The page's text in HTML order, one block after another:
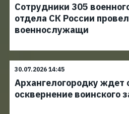
Сотрудники 305
отдела СК России
военнослужащи
30.07.2026 14:45
Архангелогородку ждет
осквернение воинского